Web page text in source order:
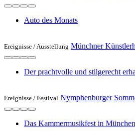
Auto des Monats
Ereignisse /Ausstellung Münchner
Der prachtvolle und stilgerecht
Ereignisse / Festival Nymphenburger
Das Kammermusikfest in